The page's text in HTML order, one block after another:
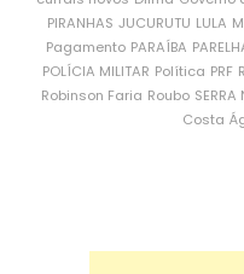
PIRANHAS JUCURUTU LULA
Pagamento PARAÍBA
POLÍCIA MILITAR Política PRF
Robinson Faria Roubo SERRA
Costa